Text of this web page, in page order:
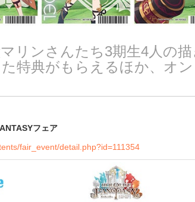
リンさんたち3期生4人の
特典がもらえるほか、オ
フェア
fair_event/detail.php?id=111354